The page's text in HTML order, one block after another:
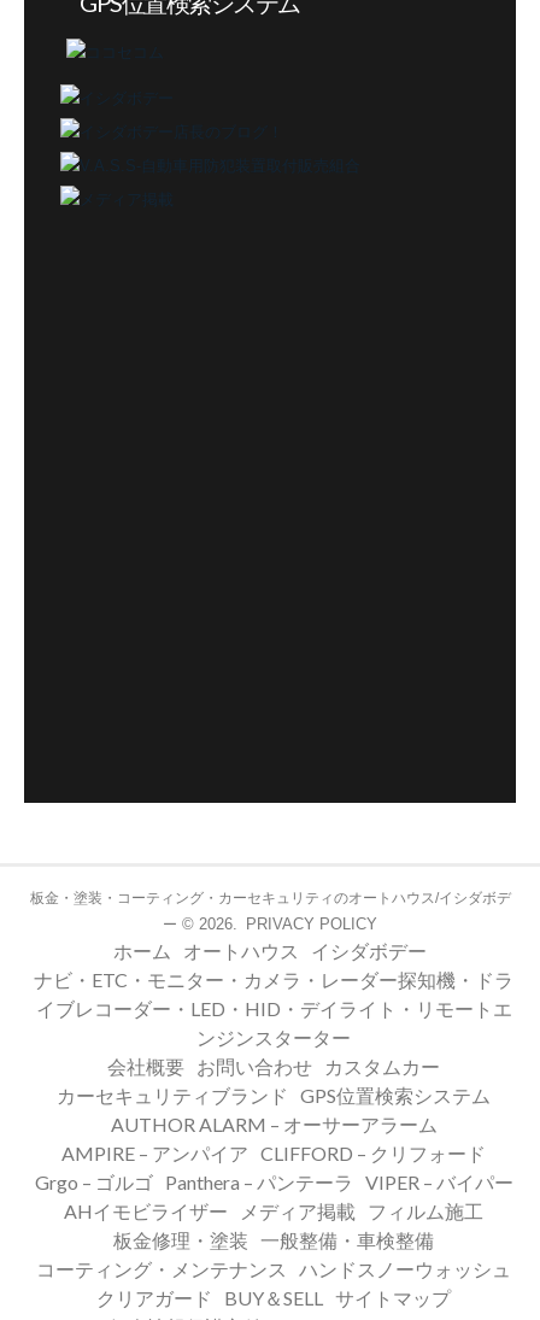
板金・塗装・コーティング・カーセキュリティのオートハウス/イシダボデ
ー © 2026. PRIVACY POLICY
ホーム オートハウス
イシダボデー
ナビ・ETC・モニター・カメラ・レーダー探知機・ドラ
イブレコーダー・LED・HID・デイライト・リモートエ
ンジンスターター
会社概要 お問い合わせ
カスタムカー
カーセキュリティブランド
GPS位置検索システム
AUTHOR ALARM – オーサーアラーム
AMPIRE – アンパイア CLIFFORD – クリフォード
Grgo – ゴルゴ
Panthera – パンテーラ
VIPER – バイパー
AHイモビライザー
メディア掲載
フィルム施工
板金修理・塗装 一般整備・車検整備
コーティング・メンテナンス
ハンドスノーウォッシュ
クリアガード
BUY＆SELL サイトマップ